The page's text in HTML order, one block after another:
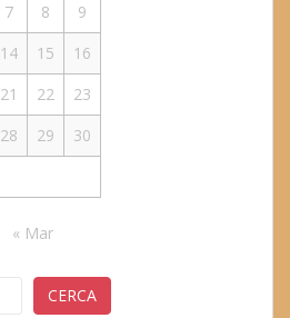
7 8
9
14 15
16
21 22
23
28 29
30
« Mar
CERCA